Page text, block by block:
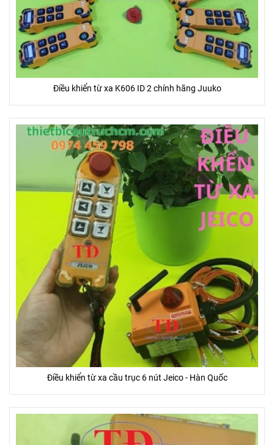
Điều khiển từ xa K606 ID 2 chính hãng Juuko
Điều khiển từ xa cầu trục 6 nút Jeico - Hàn Quốc